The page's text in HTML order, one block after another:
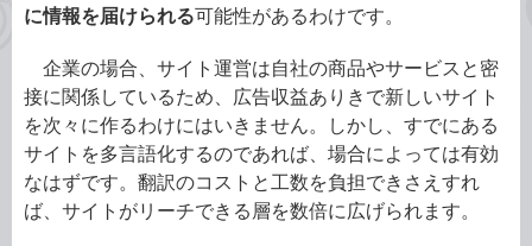
に情報を届けられる可能性があるわけです。
企業の場合、サイト運営は自社の商品やサービスと密
接に関係しているため、広告収益ありきで新しいサイト
を次々に作るわけにはいきません。しかし、すでにある
サイトを多言語化するのであれば、場合によっては有効
なはずです。翻訳のコストと工数を負担できさえすれ
ば、サイトがリーチできる層を数倍に広げられます。